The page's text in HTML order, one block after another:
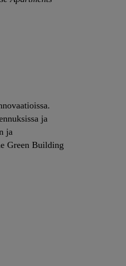
ja
ja
Green Building